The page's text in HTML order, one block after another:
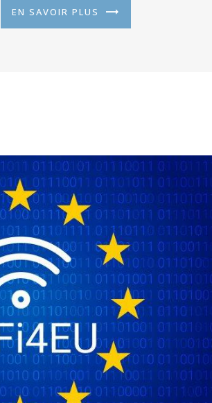
EN SAVOIR PLUS